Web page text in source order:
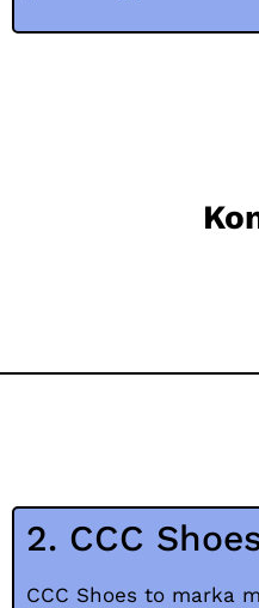
2. CCC
CCC Shoes to marka